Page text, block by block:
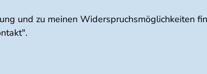
und zu meinen Widerspruchsmöglichkeiten